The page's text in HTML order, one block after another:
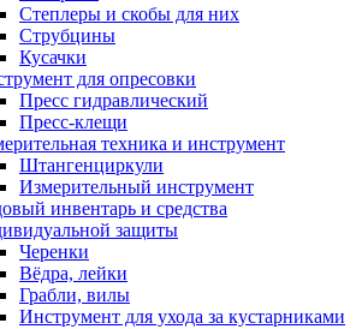
Степлеры и скобы для них
Струбцины
Кусачки
для опресовки
Пресс гидравлический
Пресс-клещи
техника и инструмент
Штангенциркули
Измерительный инструмент
инвентарь и средства
защиты
Черенки
Вёдра, лейки
Грабли, вилы
Инструмент для ухода за кустарниками